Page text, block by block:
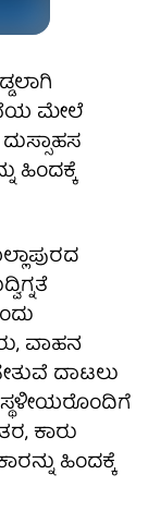
ಮೇಲೆ
ಹಿಂದಕ್ಕೆ
ವಾಹನ
ದಾಟಲು
ಕಾರು
ಹಿಂದಕ್ಕೆ